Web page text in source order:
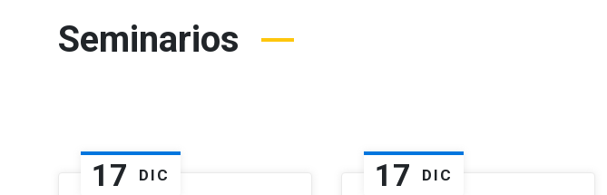
Seminarios
17 DIC 17 DIC